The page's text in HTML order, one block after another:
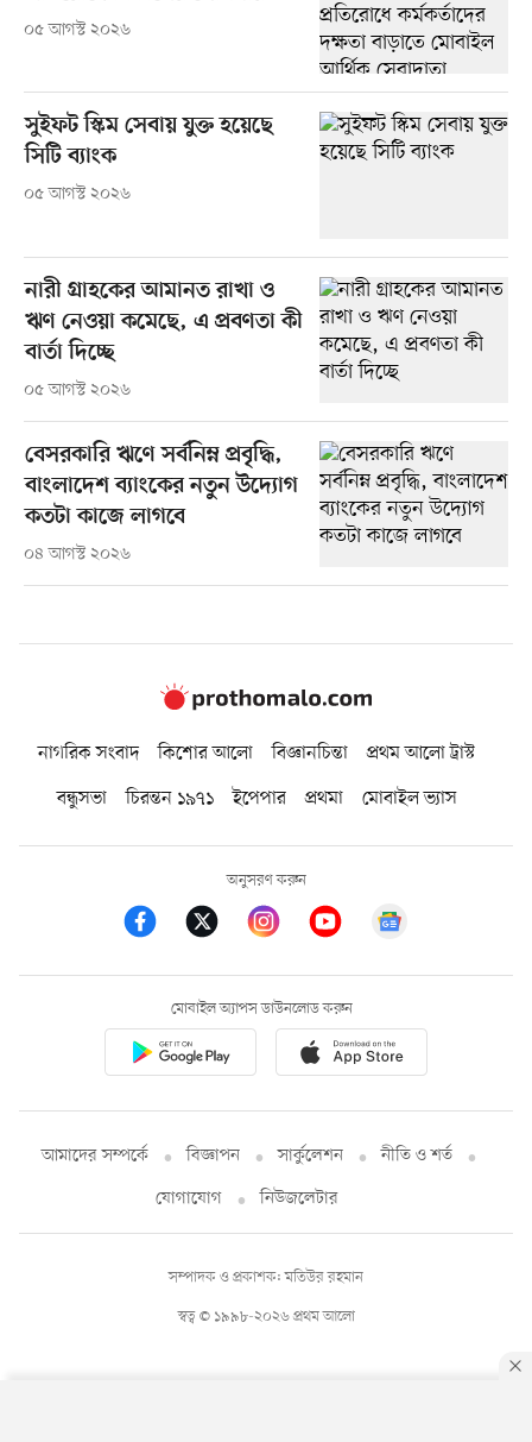
০৫ আগস্ট ২০২৬
সুইফট স্কিম সেবায় যুক্ত হয়েছে
সিটি ব্যাংক
০৫ আগস্ট ২০২৬
নারী গ্রাহকের আমানত রাখা ও
ঋণ নেওয়া কমেছে, এ প্রবণতা কী
বার্তা দিচ্ছে
০৫ আগস্ট ২০২৬
বেসরকারি ঋণে সর্বনিম্ন প্রবৃদ্ধি,
বাংলাদেশ ব্যাংকের নতুন উদ্যোগ
কতটা কাজে লাগবে
০৪ আগস্ট ২০২৬
নাগরিক সংবাদ কিশোর আলো বিজ্ঞানচিন্তা
প্রথম আলো ট্রাস্ট
বন্ধুসভা
চিরন্তন ১৯৭১ ইপেপার প্রথমা মোবাইল ভ্যাস
অনুসরণ করুন
মোবাইল অ্যাপস ডাউনলোড করুন
আমাদের সম্পর্কে বিজ্ঞাপন সার্কুলেশন
নীতি ও শর্ত
যোগাযোগ
নিউজলেটার
স্বত্ব © ১৯৯৮-২০২৬ প্রথম আলো
সম্পাদক ও প্রকাশক: মতিউর রহমান